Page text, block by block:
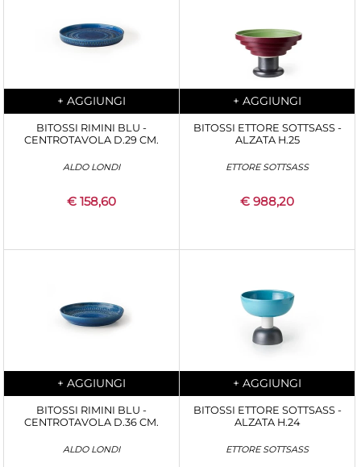
Quantità
+ AGGIUNGI
BITOSSI RIMINI BLU -
CENTROTAVOLA D.29 CM.
ALDO LONDI
€ 158,60
Quantità
+ AGGIUNGI
BITOSSI ETTORE SOTTSASS -
ALZATA H.25
ETTORE SOTTSASS
€ 988,20
Quantità
+ AGGIUNGI
BITOSSI RIMINI BLU -
CENTROTAVOLA D.36 CM.
ALDO LONDI
Quantità
+ AGGIUNGI
BITOSSI ETTORE SOTTSASS -
ALZATA H.24
ETTORE SOTTSASS